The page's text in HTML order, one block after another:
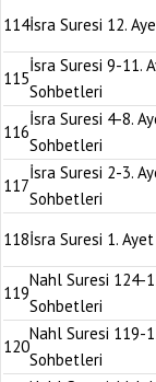
114İsra Suresi 12.
115
İsra Suresi 9-11.
Sohbetleri
116
İsra Suresi 4-8.
Sohbetleri
117
İsra Suresi 2-3.
Sohbetleri
118İsra Suresi 1.
119
Nahl Suresi 124-
Sohbetleri
120
Nahl Suresi 119-
Sohbetleri